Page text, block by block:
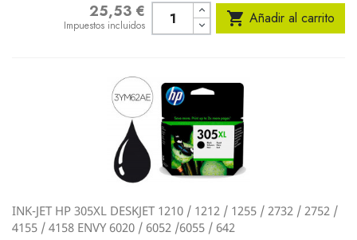
Precio25,53 €
Impuestos incluidos  Añadir al carrito
INK-JET HP 305XL DESKJET 1210 / 1212 / 1255 / 2732 / 2752 /
4155 / 4158 ENVY 6020 / 6052 /6055 / 642